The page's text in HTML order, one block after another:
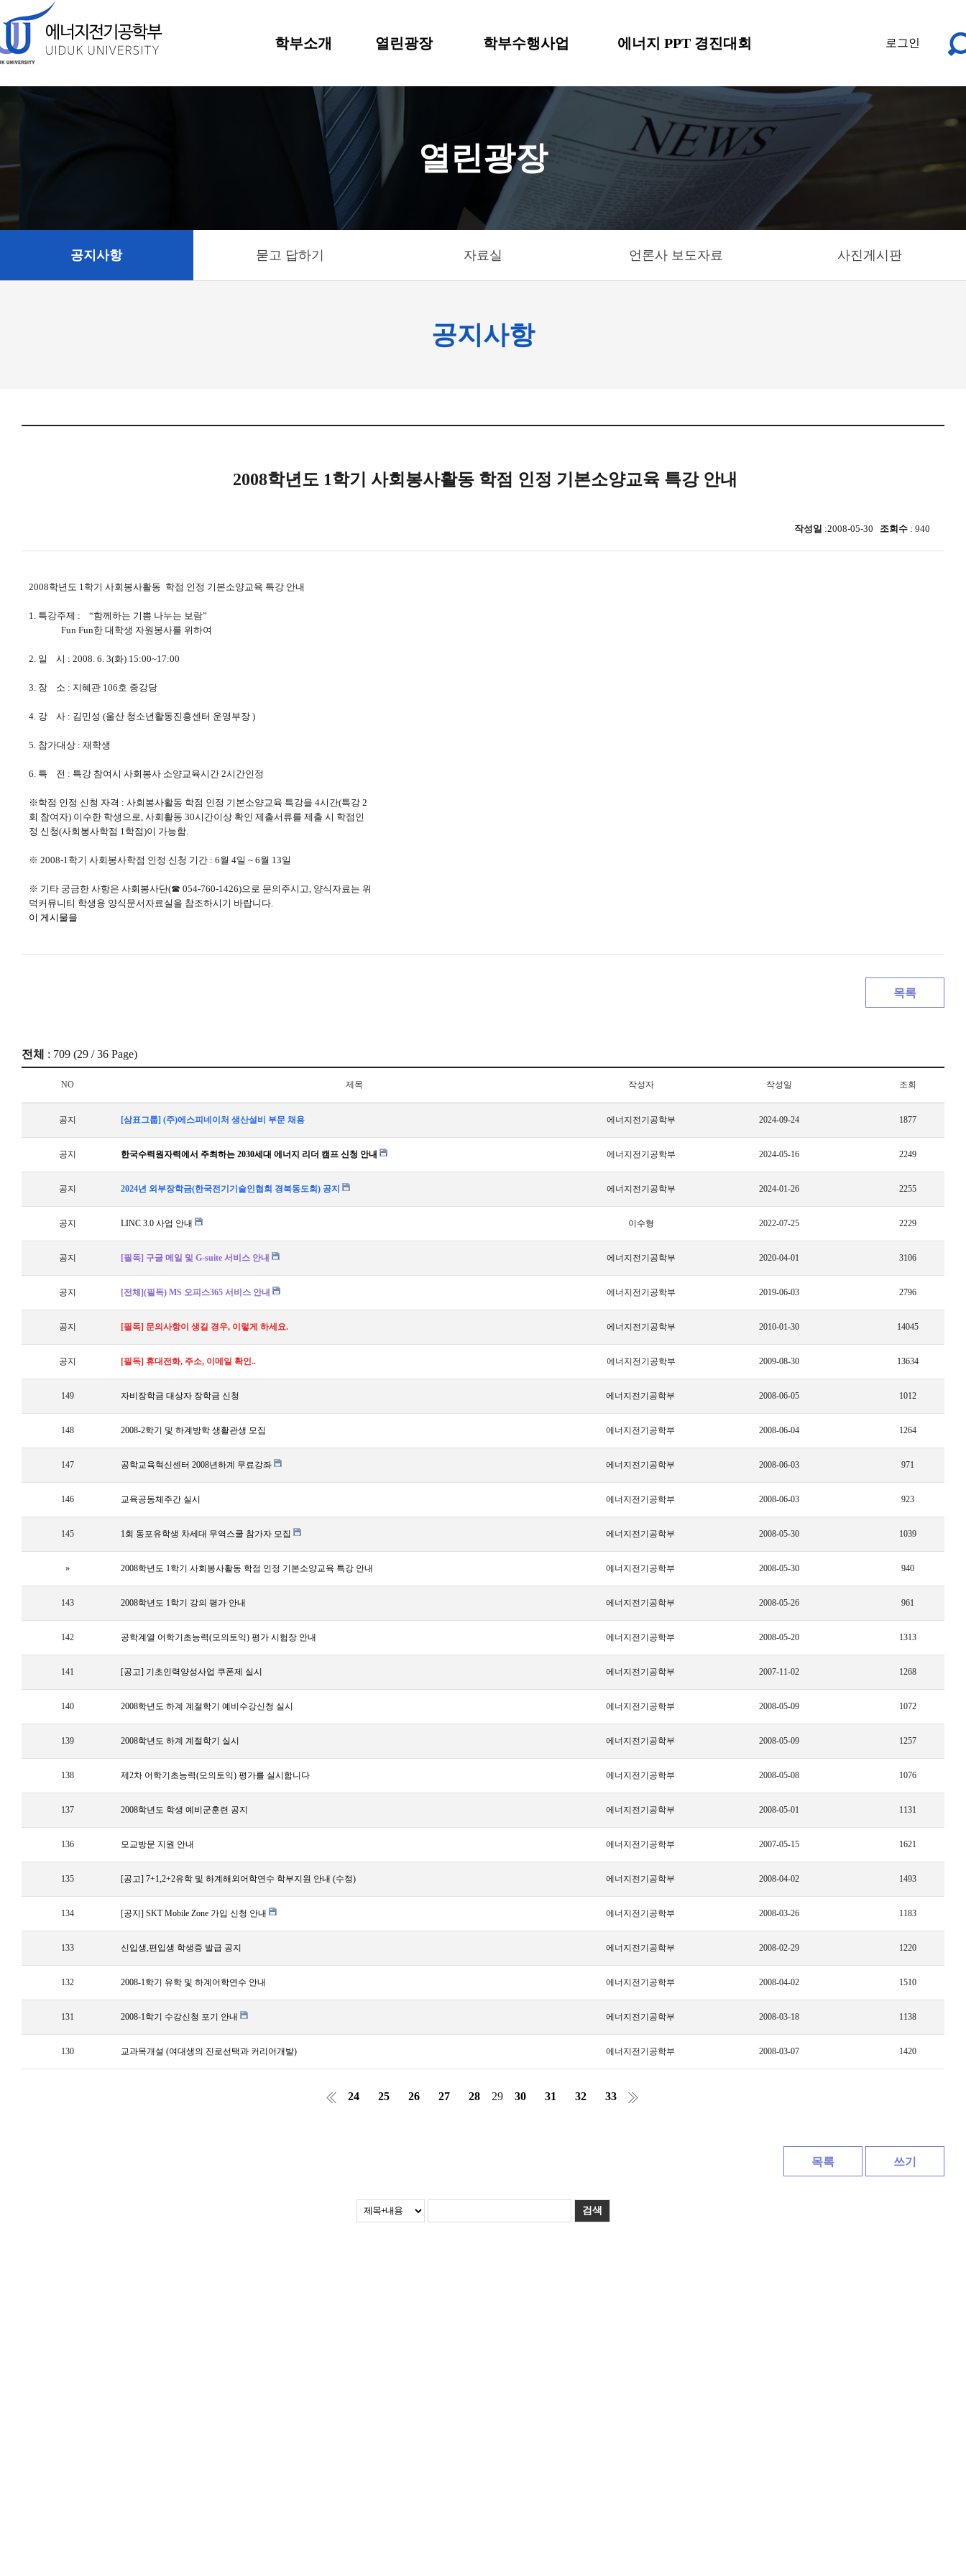
학부소개 열린광장 학부수행사업 에너지 PPT 경진대회 로그인
열린광장
공지사항 묻고 답하기 자료실 언론사 보도자료 사진게시판
공지사항
2008학년도 1학기 사회봉사활동 학점 인정 기본소양교육 특강 안내
작성일 :2008-05-30 조회수 : 940
2008학년도 1학기 사회봉사활동 학점 인정 기본소양교육 특강 안내
1. 특강주제 : “함께하는 기쁨 나누는 보람”
Fun Fun한 대학생 자원봉사를 위하여
2. 일 시 : 2008. 6. 3(화) 15:00~17:00
3. 장 소 : 지혜관 106호 중강당
4. 강 사 : 김민성 (울산 청소년활동진흥센터 운영부장 )
5. 참가대상 : 재학생
6. 특 전 : 특강 참여시 사회봉사 소양교육시간 2시간인정
※학점 인정 신청 자격 : 사회봉사활동 학점 인정 기본소양교육 특강을 4시간(특강 2
회 참여자) 이수한 학생으로, 사회활동 30시간이상 확인 제출서류를 제출 시 학점인
정 신청(사회봉사학점 1학점)이 가능함.
※ 2008-1학기 사회봉사학점 인정 신청 기간 : 6월 4일 ~ 6월 13일
※ 기타 궁금한 사항은 사회봉사단(☎ 054-760-1426)으로 문의주시고, 양식자료는 위
덕커뮤니티 학생용 양식문서자료실을 참조하시기 바랍니다.
이 게시물을
목록
전체 : 709 (29 / 36 Page)
NO 제목 작성자 작성일 조회
공지 [삼표그룹] (주)에스피네이처 생산설비 부문 채용 에너지전기공학부 2024-09-24 1877
공지 한국수력원자력에서 주최하는 2030세대 에너지 리더 캠프 신청 안내 에너지전기공학부 2024-05-16 2249
공지 2024년 외부장학금(한국전기기술인협회 경북동도회) 공지 에너지전기공학부 2024-01-26 2255
공지 LINC 3.0 사업 안내 이수형 2022-07-25 2229
공지 [필독] 구글 메일 및 G-suite 서비스 안내 에너지전기공학부 2020-04-01 3106
공지 [전체](필독) MS 오피스365 서비스 안내 에너지전기공학부 2019-06-03 2796
공지 [필독] 문의사항이 생길 경우, 이렇게 하세요. 에너지전기공학부 2010-01-30 14045
공지 [필독] 휴대전화, 주소, 이메일 확인.. 에너지전기공학부 2009-08-30 13634
149 자비장학금 대상자 장학금 신청 에너지전기공학부 2008-06-05 1012
148 2008-2학기 및 하계방학 생활관생 모집 에너지전기공학부 2008-06-04 1264
147 공학교육혁신센터 2008년하계 무료강좌 에너지전기공학부 2008-06-03 971
146 교육공동체주간 실시 에너지전기공학부 2008-06-03 923
145 1회 동포유학생 차세대 무역스쿨 참가자 모집 에너지전기공학부 2008-05-30 1039
» 2008학년도 1학기 사회봉사활동 학점 인정 기본소양교육 특강 안내 에너지전기공학부 2008-05-30 940
143 2008학년도 1학기 강의 평가 안내 에너지전기공학부 2008-05-26 961
142 공학계열 어학기초능력(모의토익) 평가 시험장 안내 에너지전기공학부 2008-05-20 1313
141 [공고] 기초인력양성사업 쿠폰제 실시 에너지전기공학부 2007-11-02 1268
140 2008학년도 하계 계절학기 예비수강신청 실시 에너지전기공학부 2008-05-09 1072
139 2008학년도 하계 계절학기 실시 에너지전기공학부 2008-05-09 1257
138 제2차 어학기초능력(모의토익) 평가를 실시합니다 에너지전기공학부 2008-05-08 1076
137 2008학년도 학생 예비군훈련 공지 에너지전기공학부 2008-05-01 1131
136 모교방문 지원 안내 에너지전기공학부 2007-05-15 1621
135 [공고] 7+1,2+2유학 및 하계해외어학연수 학부지원 안내 (수정) 에너지전기공학부 2008-04-02 1493
134 [공지] SKT Mobile Zone 가입 신청 안내 에너지전기공학부 2008-03-26 1183
133 신입생,편입생 학생증 발급 공지 에너지전기공학부 2008-02-29 1220
132 2008-1학기 유학 및 하계어학연수 안내 에너지전기공학부 2008-04-02 1510
131 2008-1학기 수강신청 포기 안내 에너지전기공학부 2008-03-18 1138
130 교과목개설 (여대생의 진로선택과 커리어개발) 에너지전기공학부 2008-03-07 1420
24 25 26 27 28 29 30 31 32 33
목록 쓰기
검색